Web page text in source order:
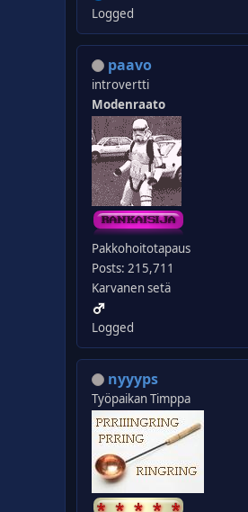
Logged
paavo
introvertti
Modenraato
Pakkohoitotapaus
Posts: 215,711
Karvanen setä
Logged
nyyyps
Työpaikan Timppa